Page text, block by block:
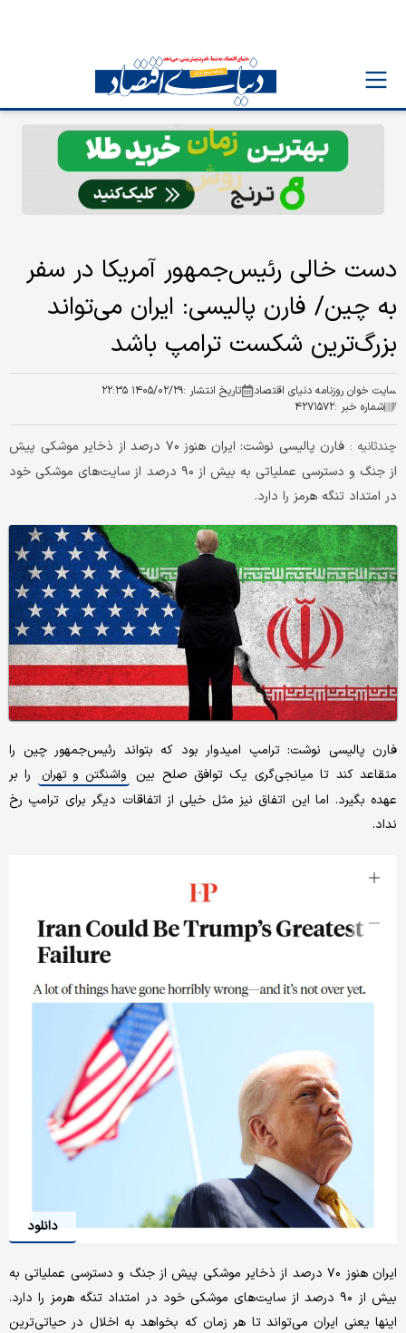
دست خالی رئیس‌جمهور آمریکا در سفر
به چین/ فارن پالیسی: ایران می‌تواند
بزرگ‌ترین شکست ترامپ باشد
سایت خوان روزنامه دنیای اقتصاد تاریخ انتشار :۱۴۰۵/۰۲/۲۹ ۲۲:۳۵
شماره خبر :۴۲۷۱۵۷۲
چندثانیه :
فارن پالیسی نوشت: ایران هنوز ۷۰ درصد از ذخایر موشکی پیش
از جنگ و دسترسی عملیاتی به بیش از ۹۰ درصد از سایت‌های موشکی خود
در امتداد تنگه هرمز را دارد.
فارن پالیسی نوشت: ترامپ امیدوار بود که بتواند رئیس‌جمهور چین را
متقاعد کند تا میانجی‌گری یک توافق صلح بین
واشنگتن و تهران
را بر
عهده بگیرد. اما این اتفاق نیز مثل خیلی از اتفاقات دیگر برای ترامپ رخ
نداد.
دانلود
ایران هنوز ۷۰ درصد از ذخایر موشکی پیش از جنگ و دسترسی عملیاتی به
بیش از ۹۰ درصد از سایت‌های موشکی خود در امتداد تنگه هرمز را دارد.
اینها یعنی ایران می‌تواند تا هر زمان که بخواهد به اخلال در حیاتی‌ترین